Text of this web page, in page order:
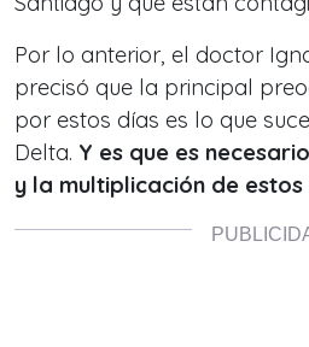
Por lo anterior, el doctor
precisó que la principal
por estos días es lo que
Delta. Y es que es
y la multiplicación de estos